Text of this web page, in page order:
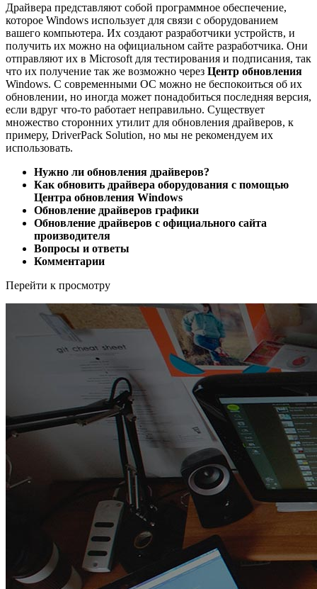
Драйвера представляют собой программное обеспечение,
которое Windows использует для связи с оборудованием
вашего компьютера. Их создают разработчики устройств, и
получить их можно на официальном сайте разработчика. Они
отправляют их в Microsoft для тестирования и подписания, так
что их получение так же возможно через Центр обновления
Windows. С современными ОС можно не беспокоиться об их
обновлении, но иногда может понадобиться последняя версия,
если вдруг что-то работает неправильно. Существует
множество сторонних утилит для обновления драйверов, к
примеру, DriverPack Solution, но мы не рекомендуем их
использовать.
Нужно ли обновления драйверов?
Как обновить драйвера оборудования с помощью
Центра обновления Windows
Обновление драйверов графики
Обновление драйверов с официального сайта
производителя
Вопросы и ответы
Комментарии
Перейти к просмотру